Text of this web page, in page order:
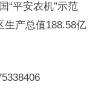
“平安农机”示范
生产总值188.58亿